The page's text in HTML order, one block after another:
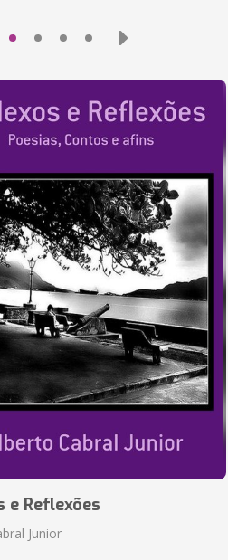
e Reflexões
Junior